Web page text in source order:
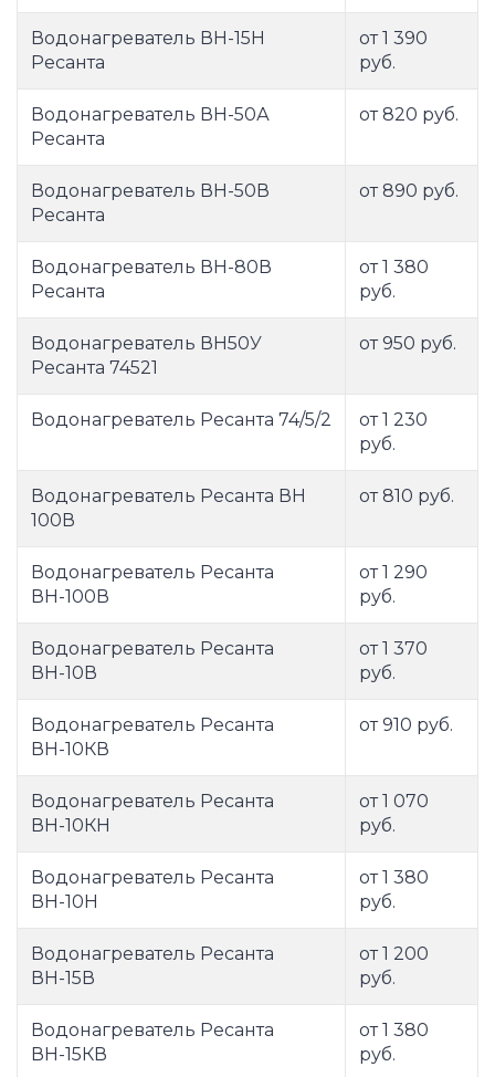
Водонагреватель ВН-15Н
Ресанта
от 1 390
руб.
Водонагреватель ВН-50А
Ресанта
от 820 руб.
Водонагреватель ВН-50В
Ресанта
от 890 руб.
Водонагреватель ВН-80В
Ресанта
от 1 380
руб.
Водонагреватель ВН50У
Ресанта 74521
от 950 руб.
Водонагреватель Ресанта 74/5/2
от 1 230
руб.
Водонагреватель Ресанта ВН
100В
от 810 руб.
Водонагреватель Ресанта
ВН-100В
от 1 290
руб.
Водонагреватель Ресанта
ВН-10В
от 1 370
руб.
Водонагреватель Ресанта
ВН-10КВ
от 910 руб.
Водонагреватель Ресанта
ВН-10КН
от 1 070
руб.
Водонагреватель Ресанта
ВН-10Н
от 1 380
руб.
Водонагреватель Ресанта
ВН-15В
от 1 200
руб.
Водонагреватель Ресанта
ВН-15КВ
от 1 380
руб.